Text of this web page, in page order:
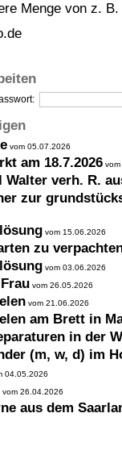
Menge von z. B.
vom 05.07.2026
am 18.7.2026
Walter verh. R.
zur
vom 15.06.2026
zu
vom 03.06.2026
vom 26.05.2026
vom 21.06.2026
am Brett in
in der
(m, w, d) im
04.05.2026
vom 26.04.2026
aus dem